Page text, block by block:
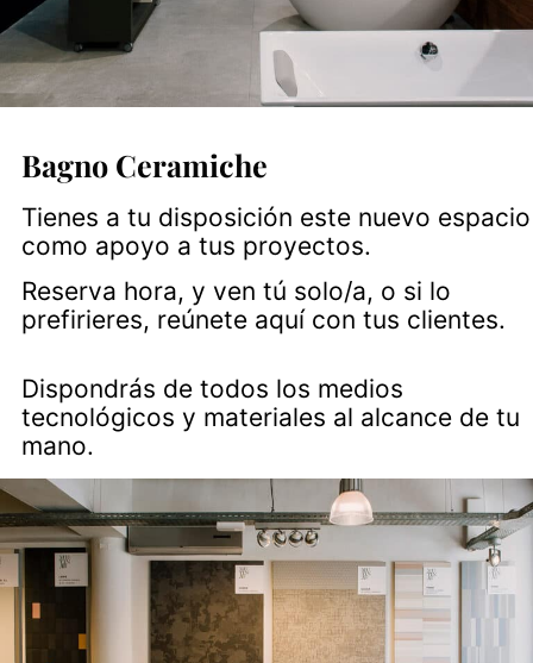
Bagno Ceramiche
Tienes a tu disposición este nuevo espacio
como apoyo a tus proyectos.
Reserva hora, y ven tú solo/a, o si lo
prefirieres, reúnete aquí con tus clientes.
Dispondrás de todos los medios
tecnológicos y materiales al alcance de tu
mano.